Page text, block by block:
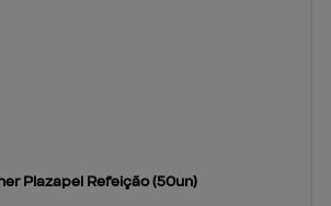
Plazapel Refeição (50un)